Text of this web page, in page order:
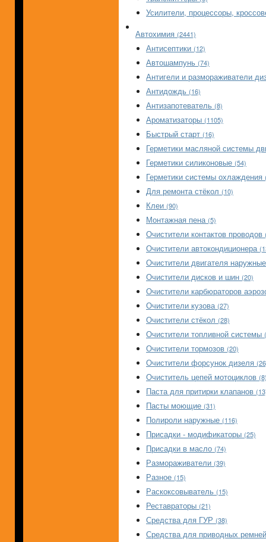
Усилители, процессоры,
Автохимия (2441)
Антисептики (12)
Автошампунь (74)
Антигели и размораживатели
Антидождь (16)
Антизапотеватель (8)
Ароматизаторы (1105)
Быстрый старт (16)
Герметики масляной системы
Герметики силиконовые (54)
Герметики системы охлаждения
Для ремонта стёкол (10)
Клеи (90)
Монтажная пена (5)
Очистители контактов проводов
Очистители автокондиционера
Очистители двигателя
Очистители дисков и шин (20)
Очистители карбюраторов
Очистители кузова (27)
Очистители стёкол (28)
Очистители топливной системы
Очистители тормозов (20)
Очистители форсунок дизеля
Очиститель цепей мотоциклов
Паста для притирки клапанов
Пасты моющие (31)
Полироли наружные (116)
Присадки - модификаторы (25)
Присадки в масло (74)
Размораживатели (39)
Разное (15)
Раскоксовыватель (15)
Реставраторы (21)
Средства для ГУР (38)
Средства для приводных